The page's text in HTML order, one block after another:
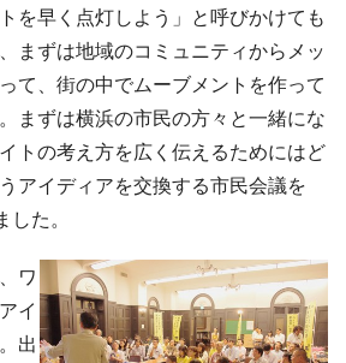
を早く点灯しよう」と呼びかけても
まずは地域のコミュニティからメッ
て、街の中でムーブメントを作って
まずは横浜の市民の方々と一緒にな
トの考え方を広く伝えるためにはど
アイディアを交換する市民会議を
た。
ワ
イ
出